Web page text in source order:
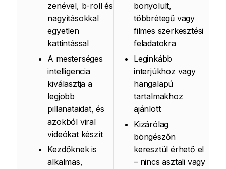
zenével, b-roll és
nagyításokkal
egyetlen
kattintással
A mesterséges
intelligencia
kiválasztja a
legjobb
pillanataidat, és
azokból viral
videókat készít
Kezdőknek is
alkalmas,
bonyolult,
többrétegű vagy
filmes szerkesztési
feladatokra
Leginkább
interjúkhoz vagy
hangalapú
tartalmakhoz
ajánlott
Kizárólag
böngészőn
keresztül érhető el
– nincs asztali vagy